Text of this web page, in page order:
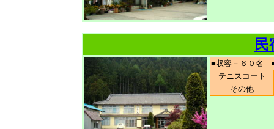
■収容－６０名
テニスコート
その他